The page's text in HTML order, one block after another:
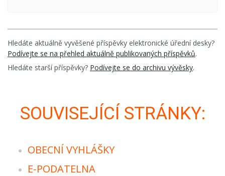
Hledáte aktuálně vyvěšené příspěvky elektronické úřední desky?
Podívejte se na přehled aktuálně publikovaných příspěvků.
Hledáte starší příspěvky? Podívejte se do archivu vývěsky.
SOUVISEJÍCÍ STRÁNKY:
OBECNÍ VYHLÁŠKY
E-PODATELNA